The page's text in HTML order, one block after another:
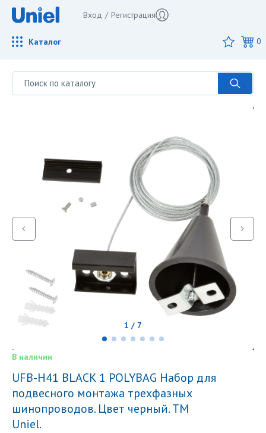
Вход / Регистрация
Каталог 0
1 / 7
В наличии
UFB-H41 BLACK 1 POLYBAG Набор для
подвесного монтажа трехфазных
шинопроводов. Цвет черный. TM
Uniel.